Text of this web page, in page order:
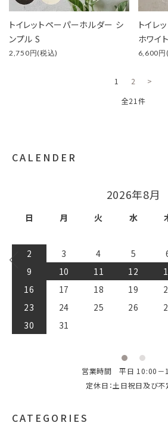
トイレットペーパーホルダー シ
ンプル S
2,750円(税込)
トイレ
ホワイ
6,600円
1 2
>
全21件
CATEGORIES
CALENDER
2026年9月
日 月 火 水
6
7 8 9
13
14 15 16
20
21 22 23
27
28 29 30
営業時間 平日 10:00－
定休日：土日祝日及び不